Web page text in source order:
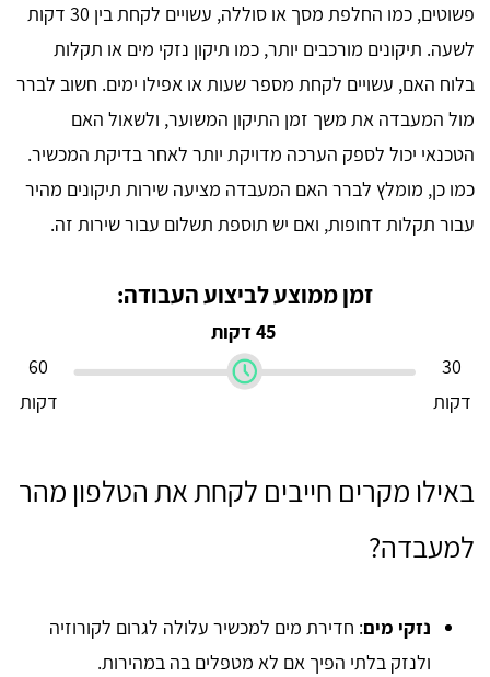
פשוטים, כמו החלפת מסך או סוללה, עשויים לקחת בין 30 דקות
לשעה. תיקונים מורכבים יותר, כמו תיקון נזקי מים או תקלות
בלוח האם, עשויים לקחת מספר שעות או אפילו ימים. חשוב לברר
מול המעבדה את משך זמן התיקון המשוער, ולשאול האם
הטכנאי יכול לספק הערכה מדויקת יותר לאחר בדיקת המכשיר.
כמו כן, מומלץ לברר האם המעבדה מציעה שירות תיקונים מהיר
עבור תקלות דחופות, ואם יש תוספת תשלום עבור שירות זה.
זמן ממוצע לביצוע העבודה:
45 דקות
30
דקות
60
דקות
באילו מקרים חייבים לקחת את הטלפון מהר
למעבדה?
נזקי מים: חדירת מים למכשיר עלולה לגרום לקורוזיה
ולנזק בלתי הפיך אם לא מטפלים בה במהירות.